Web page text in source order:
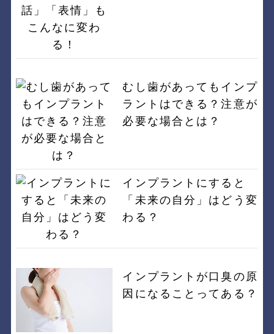
むし歯があってもインプ
ラントはできる？注意が
必要な場合とは？
インプラントにすると
「未来の自分」はどう変
わる？
インプラントが口臭の原
因になることってある？